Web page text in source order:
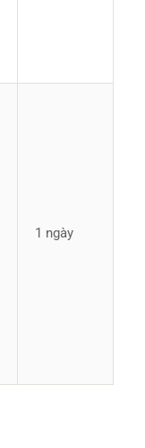
1 ngày